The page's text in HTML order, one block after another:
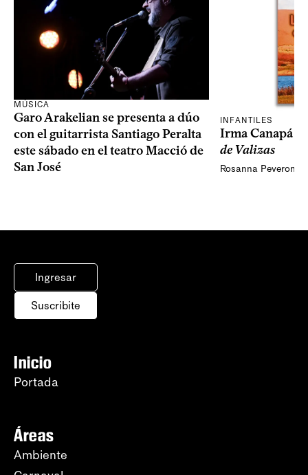
MÚSICA
Garo Arakelian se presenta a dúo
con el guitarrista Santiago Peralta
este sábado en el teatro Macció de
San José
INFANTILES
Irma Canapá
de Valizas
Rosanna Peveroni
Ingresar
Suscribite
Inicio
Portada
Áreas
Ambiente